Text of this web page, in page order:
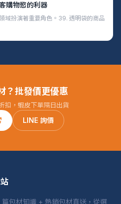
購物慾的利器
域扮演著重要角色。39. 透明袋的商品
？批發價更優惠
扣，蝦皮下單隔日出貨
LINE 詢價
包材知識 + 熱銷包材直送，從選